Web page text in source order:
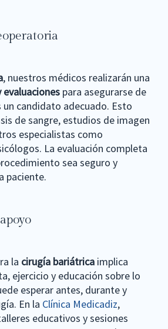
, nuestros médicos realizarán una
evaluaciones para asegurarse de
un candidato adecuado. Esto
de sangre, estudios de imagen
especialistas como
La evaluación completa
sea seguro y
paciente.
la cirugía bariátrica implica
ejercicio y educación sobre lo
esperar antes, durante y
En la Clínica Medicadiz,
educativos y sesiones